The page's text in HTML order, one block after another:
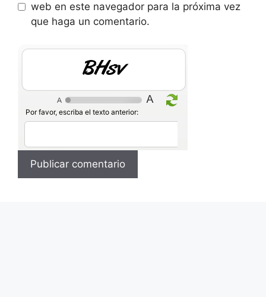
web en este navegador para la próxima vez
que haga un comentario.
8KoI
Por favor, escriba el texto anterior: